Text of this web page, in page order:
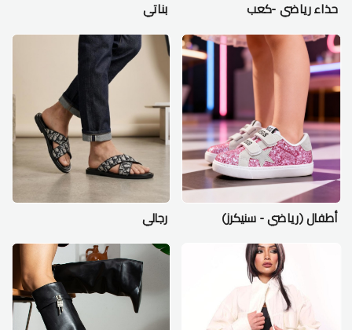
حذاء رياضي -كعب بناتي
أطفال (رياضي - سنيكرز) رجالي